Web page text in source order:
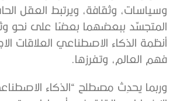
وسياسات، وثقافة، ويرتبط العقل
المتجسِّد ببعضهما بعضًا على نحو
أنظمة الذكاء الاصطناعي العلاقات
فهم العالم، وتفرزها.
وربما يحدِث مصطلح “الذكاء